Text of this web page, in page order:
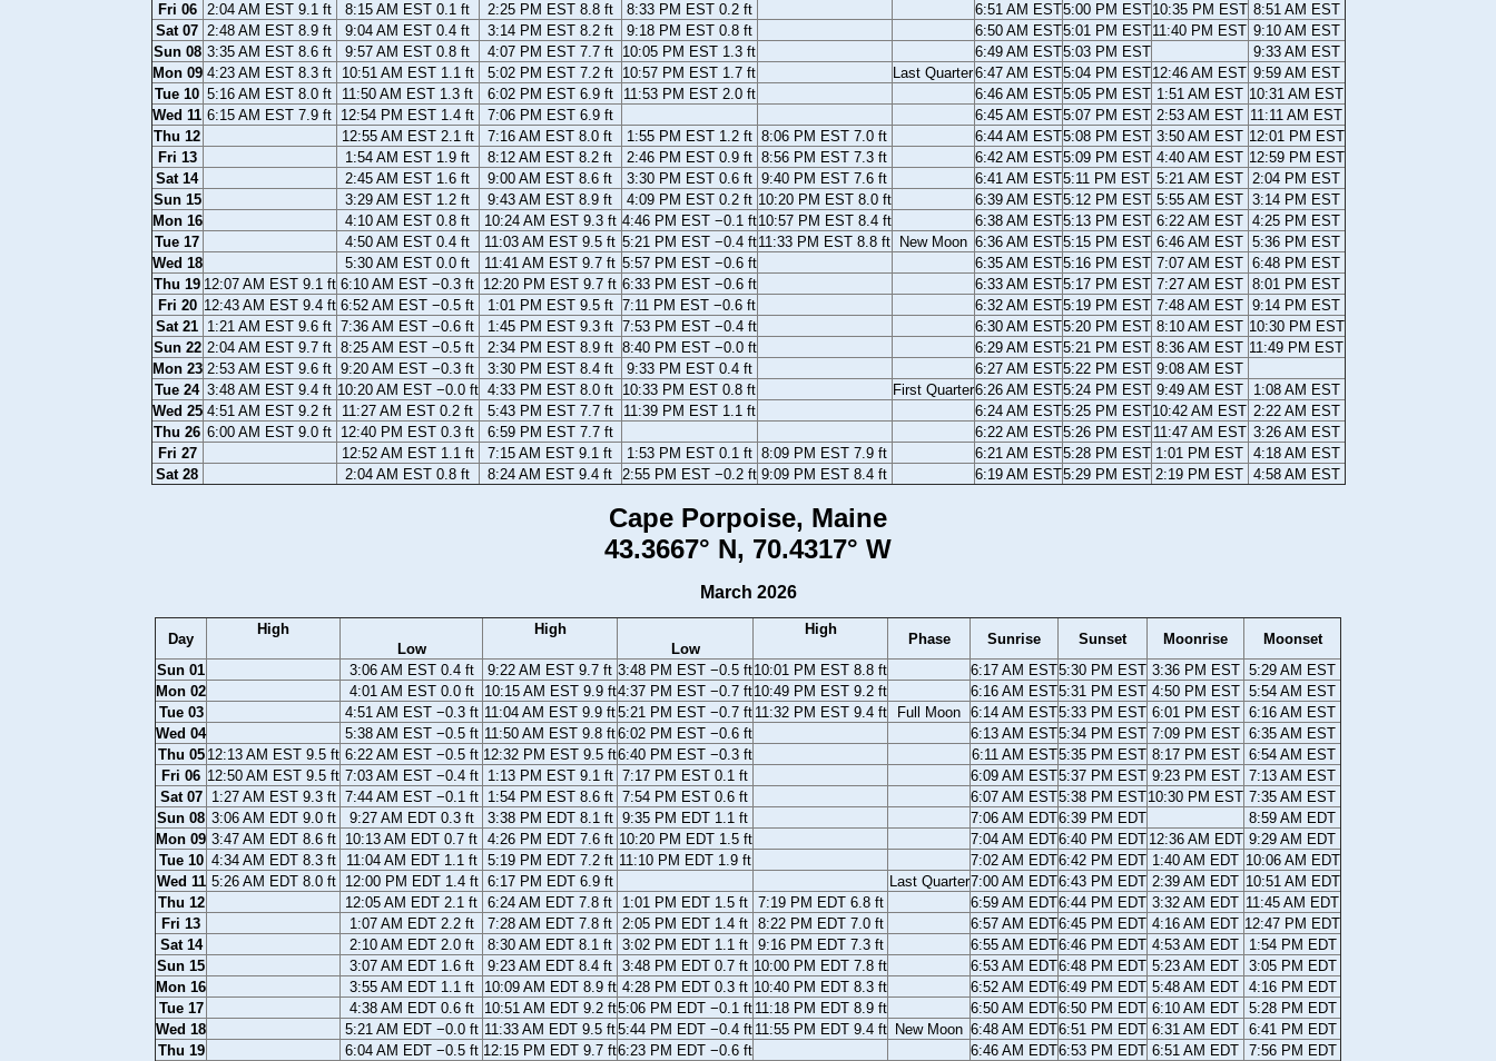
Fri 06
2:04 AM EST 9.1 ft 8:15 AM EST 0.1 ft 2:25 PM EST 8.8 ft 8:33 PM EST 0.2 ft 6:51 AM EST5:00 PM EST10:35 PM EST 8:51 AM EST
Sat 07 2:48 AM EST 8.9 ft 9:04 AM EST 0.4 ft 3:14 PM EST 8.2 ft 9:18 PM EST 0.8 ft 6:50 AM EST5:01 PM EST11:40 PM EST 9:10 AM EST
Sun 08 3:35 AM EST 8.6 ft 9:57 AM EST 0.8 ft 4:07 PM EST 7.7 ft 10:05 PM EST 1.3 ft 6:49 AM EST5:03 PM EST
9:33 AM EST
Mon 09 4:23 AM EST 8.3 ft 10:51 AM EST 1.1 ft 5:02 PM EST 7.2 ft 10:57 PM EST 1.7 ft Last Quarter6:47 AM EST5:04 PM EST12:46 AM EST 9:59 AM EST
Tue 10 5:16 AM EST 8.0 ft 11:50 AM EST 1.3 ft 6:02 PM EST 6.9 ft 11:53 PM EST 2.0 ft 6:46 AM EST5:05 PM EST 1:51 AM EST 10:31 AM EST
Wed 11 6:15 AM EST 7.9 ft 12:54 PM EST 1.4 ft 7:06 PM EST 6.9 ft 6:45 AM EST5:07 PM EST 2:53 AM EST 11:11 AM EST
Thu 12
12:55 AM EST 2.1 ft 7:16 AM EST 8.0 ft 1:55 PM EST 1.2 ft 8:06 PM EST 7.0 ft 6:44 AM EST5:08 PM EST 3:50 AM EST 12:01 PM EST
Fri 13
1:54 AM EST 1.9 ft 8:12 AM EST 8.2 ft 2:46 PM EST 0.9 ft 8:56 PM EST 7.3 ft 6:42 AM EST5:09 PM EST 4:40 AM EST 12:59 PM EST
Sat 14
2:45 AM EST 1.6 ft 9:00 AM EST 8.6 ft 3:30 PM EST 0.6 ft 9:40 PM EST 7.6 ft 6:41 AM EST5:11 PM EST 5:21 AM EST
2:04 PM EST
Sun 15
3:29 AM EST 1.2 ft 9:43 AM EST 8.9 ft 4:09 PM EST 0.2 ft 10:20 PM EST 8.0 ft 6:39 AM EST5:12 PM EST 5:55 AM EST 3:14 PM EST
Mon 16
4:10 AM EST 0.8 ft 10:24 AM EST 9.3 ft 4:46 PM EST −0.1 ft10:57 PM EST 8.4 ft 6:38 AM EST5:13 PM EST 6:22 AM EST 4:25 PM EST
Tue 17
4:50 AM EST 0.4 ft 11:03 AM EST 9.5 ft 5:21 PM EST −0.4 ft11:33 PM EST 8.8 ft New Moon 6:36 AM EST5:15 PM EST 6:46 AM EST 5:36 PM EST
Wed 18
5:30 AM EST 0.0 ft 11:41 AM EST 9.7 ft 5:57 PM EST −0.6 ft 6:35 AM EST5:16 PM EST 7:07 AM EST 6:48 PM EST
Thu 19 12:07 AM EST 9.1 ft 6:10 AM EST −0.3 ft 12:20 PM EST 9.7 ft 6:33 PM EST −0.6 ft 6:33 AM EST5:17 PM EST 7:27 AM EST 8:01 PM EST
Fri 20 12:43 AM EST 9.4 ft 6:52 AM EST −0.5 ft 1:01 PM EST 9.5 ft 7:11 PM EST −0.6 ft 6:32 AM EST5:19 PM EST 7:48 AM EST 9:14 PM EST
Sat 21 1:21 AM EST 9.6 ft 7:36 AM EST −0.6 ft 1:45 PM EST 9.3 ft 7:53 PM EST −0.4 ft 6:30 AM EST5:20 PM EST 8:10 AM EST 10:30 PM EST
Sun 22 2:04 AM EST 9.7 ft 8:25 AM EST −0.5 ft 2:34 PM EST 8.9 ft 8:40 PM EST −0.0 ft 6:29 AM EST5:21 PM EST 8:36 AM EST 11:49 PM EST
Mon 23 2:53 AM EST 9.6 ft 9:20 AM EST −0.3 ft 3:30 PM EST 8.4 ft 9:33 PM EST 0.4 ft 6:27 AM EST5:22 PM EST 9:08 AM EST
Tue 24 3:48 AM EST 9.4 ft 10:20 AM EST −0.0 ft 4:33 PM EST 8.0 ft 10:33 PM EST 0.8 ft First Quarter6:26 AM EST5:24 PM EST 9:49 AM EST
1:08 AM EST
Wed 25 4:51 AM EST 9.2 ft 11:27 AM EST 0.2 ft 5:43 PM EST 7.7 ft 11:39 PM EST 1.1 ft 6:24 AM EST5:25 PM EST10:42 AM EST 2:22 AM EST
Thu 26 6:00 AM EST 9.0 ft 12:40 PM EST 0.3 ft 6:59 PM EST 7.7 ft 6:22 AM EST5:26 PM EST 11:47 AM EST 3:26 AM EST
Fri 27
12:52 AM EST 1.1 ft 7:15 AM EST 9.1 ft 1:53 PM EST 0.1 ft 8:09 PM EST 7.9 ft 6:21 AM EST5:28 PM EST 1:01 PM EST 4:18 AM EST
Sat 28
2:04 AM EST 0.8 ft 8:24 AM EST 9.4 ft 2:55 PM EST −0.2 ft 9:09 PM EST 8.4 ft 6:19 AM EST5:29 PM EST 2:19 PM EST 4:58 AM EST
Cape Porpoise, Maine
43.3667° N, 70.4317° W
March 2026
Day
High
Low
High
Low
High
Phase Sunrise Sunset Moonrise
Moonset
Sun 01
3:06 AM EST 0.4 ft 9:22 AM EST 9.7 ft 3:48 PM EST −0.5 ft10:01 PM EST 8.8 ft 6:17 AM EST5:30 PM EST 3:36 PM EST 5:29 AM EST
Mon 02
4:01 AM EST 0.0 ft 10:15 AM EST 9.9 ft4:37 PM EST −0.7 ft10:49 PM EST 9.2 ft 6:16 AM EST5:31 PM EST 4:50 PM EST 5:54 AM EST
Tue 03
4:51 AM EST −0.3 ft 11:04 AM EST 9.9 ft5:21 PM EST −0.7 ft 11:32 PM EST 9.4 ft Full Moon 6:14 AM EST5:33 PM EST 6:01 PM EST 6:16 AM EST
Wed 04
5:38 AM EST −0.5 ft 11:50 AM EST 9.8 ft6:02 PM EST −0.6 ft 6:13 AM EST5:34 PM EST 7:09 PM EST 6:35 AM EST
Thu 05 12:13 AM EST 9.5 ft 6:22 AM EST −0.5 ft 12:32 PM EST 9.5 ft6:40 PM EST −0.3 ft 6:11 AM EST5:35 PM EST 8:17 PM EST 6:54 AM EST
Fri 06 12:50 AM EST 9.5 ft 7:03 AM EST −0.4 ft 1:13 PM EST 9.1 ft 7:17 PM EST 0.1 ft 6:09 AM EST5:37 PM EST 9:23 PM EST 7:13 AM EST
Sat 07
1:27 AM EST 9.3 ft 7:44 AM EST −0.1 ft 1:54 PM EST 8.6 ft 7:54 PM EST 0.6 ft 6:07 AM EST5:38 PM EST10:30 PM EST 7:35 AM EST
Sun 08 3:06 AM EDT 9.0 ft 9:27 AM EDT 0.3 ft 3:38 PM EDT 8.1 ft 9:35 PM EDT 1.1 ft 7:06 AM EDT6:39 PM EDT
8:59 AM EDT
Mon 09 3:47 AM EDT 8.6 ft 10:13 AM EDT 0.7 ft 4:26 PM EDT 7.6 ft 10:20 PM EDT 1.5 ft 7:04 AM EDT6:40 PM EDT 12:36 AM EDT 9:29 AM EDT
Tue 10 4:34 AM EDT 8.3 ft 11:04 AM EDT 1.1 ft 5:19 PM EDT 7.2 ft 11:10 PM EDT 1.9 ft 7:02 AM EDT6:42 PM EDT 1:40 AM EDT 10:06 AM EDT
Wed 11 5:26 AM EDT 8.0 ft 12:00 PM EDT 1.4 ft 6:17 PM EDT 6.9 ft Last Quarter7:00 AM EDT6:43 PM EDT 2:39 AM EDT 10:51 AM EDT
Thu 12
12:05 AM EDT 2.1 ft 6:24 AM EDT 7.8 ft 1:01 PM EDT 1.5 ft 7:19 PM EDT 6.8 ft 6:59 AM EDT6:44 PM EDT 3:32 AM EDT 11:45 AM EDT
Fri 13
1:07 AM EDT 2.2 ft 7:28 AM EDT 7.8 ft 2:05 PM EDT 1.4 ft 8:22 PM EDT 7.0 ft 6:57 AM EDT6:45 PM EDT 4:16 AM EDT 12:47 PM EDT
Sat 14
2:10 AM EDT 2.0 ft 8:30 AM EDT 8.1 ft 3:02 PM EDT 1.1 ft 9:16 PM EDT 7.3 ft 6:55 AM EDT6:46 PM EDT 4:53 AM EDT
1:54 PM EDT
Sun 15
3:07 AM EDT 1.6 ft 9:23 AM EDT 8.4 ft 3:48 PM EDT 0.7 ft 10:00 PM EDT 7.8 ft 6:53 AM EDT6:48 PM EDT 5:23 AM EDT 3:05 PM EDT
Mon 16
3:55 AM EDT 1.1 ft 10:09 AM EDT 8.9 ft 4:28 PM EDT 0.3 ft 10:40 PM EDT 8.3 ft 6:52 AM EDT6:49 PM EDT 5:48 AM EDT 4:16 PM EDT
Tue 17
4:38 AM EDT 0.6 ft 10:51 AM EDT 9.2 ft5:06 PM EDT −0.1 ft 11:18 PM EDT 8.9 ft 6:50 AM EDT6:50 PM EDT 6:10 AM EDT 5:28 PM EDT
Wed 18
5:21 AM EDT −0.0 ft 11:33 AM EDT 9.5 ft5:44 PM EDT −0.4 ft 11:55 PM EDT 9.4 ft New Moon 6:48 AM EDT6:51 PM EDT 6:31 AM EDT 6:41 PM EDT
Thu 19
6:04 AM EDT −0.5 ft 12:15 PM EDT 9.7 ft6:23 PM EDT −0.6 ft 6:46 AM EDT6:53 PM EDT 6:51 AM EDT 7:56 PM EDT